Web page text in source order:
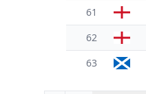
61
62
63